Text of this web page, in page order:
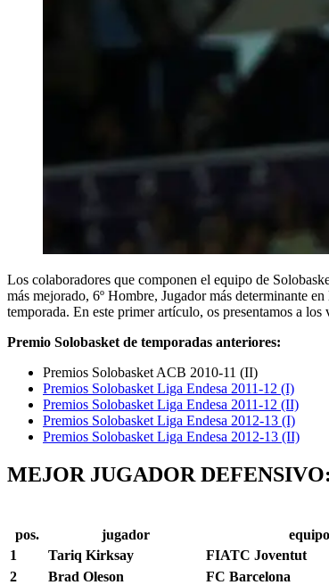
Los colaboradores que componen el equipo de
más mejorado, 6º Hombre, Jugador más determinante
temporada. En este primer artículo, os presentamos a los
Premio Solobasket de temporadas anteriores:
Premios Solobasket ACB 2010-11 (II)
Premios Solobasket Liga Endesa 2011-12 (I)
Premios Solobasket Liga Endesa 2011-12 (II)
Premios Solobasket Liga Endesa 2012-13 (I)
Premios Solobasket Liga Endesa 2012-13 (II)
MEJOR JUGADOR
pos. jugador equipo
1
Tariq Kirksay FIATC Joventut
2
Brad Oleson FC Barcelona